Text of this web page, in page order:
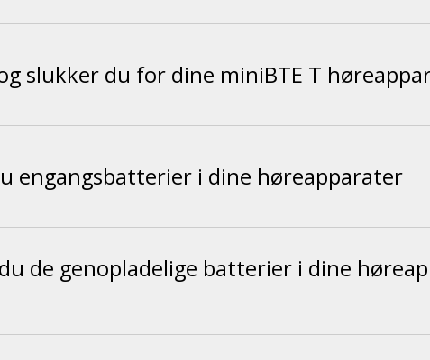
slukker du for dine miniBTE T
engangsbatterier i dine høreapparater
de genopladelige batterier i dine